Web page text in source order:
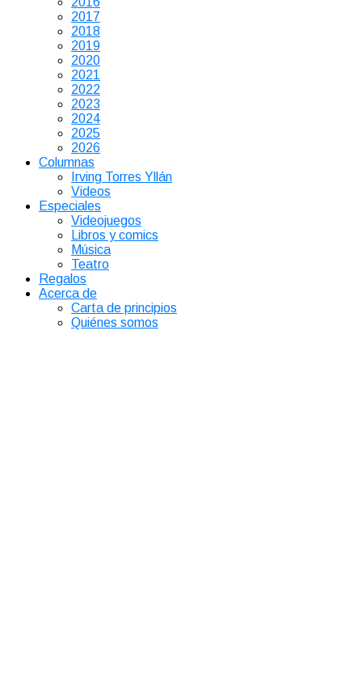
2017
2018
2019
2020
2021
2022
2023
2024
2025
2026
Columnas
Irving Torres Yllán
Videos
Especiales
Videojuegos
Libros y comics
Música
Teatro
Regalos
Acerca de
Carta de principios
Quiénes somos